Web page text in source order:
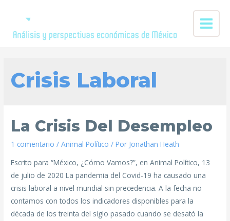
Crisis Laboral
La Crisis Del Desempleo
1 comentario /Animal Político / Por Jonathan Heath
Escrito para “México, ¿Cómo Vamos?”, en Animal Político, 13
de julio de 2020 La pandemia del Covid-19 ha causado una
crisis laboral a nivel mundial sin precedencia. A la fecha no
contamos con todos los indicadores disponibles para la
década de los treinta del siglo pasado cuando se desató la